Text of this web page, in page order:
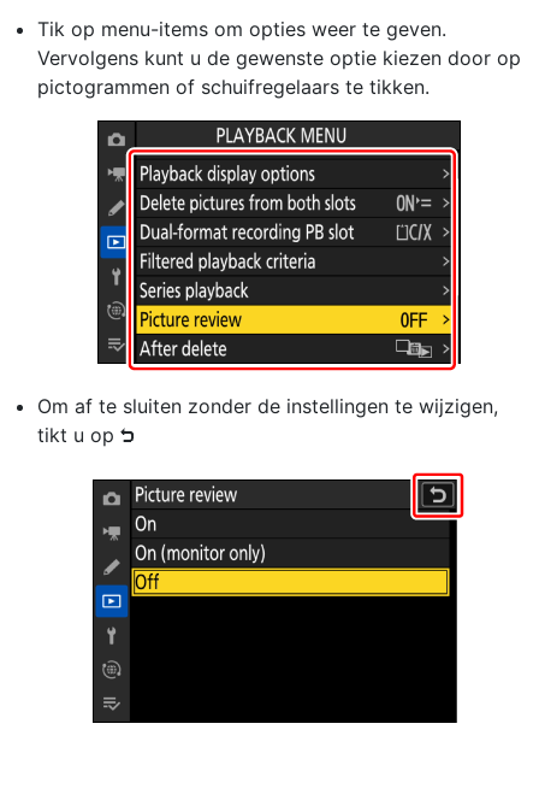
Tik op menu-items om opties weer te geven.
Vervolgens kunt u de gewenste optie kiezen door op
pictogrammen of schuifregelaars te tikken.
Om af te sluiten zonder de instellingen te wijzigen,
tikt u op Z